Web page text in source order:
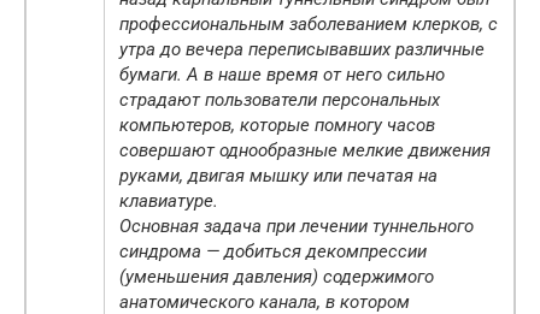
профессиональным заболеванием клерков, с
утра до вечера переписывавших различные
бумаги. А в наше время от него сильно
страдают пользователи персональных
компьютеров, которые помногу часов
совершают однообразные мелкие движения
руками, двигая мышку или печатая на
клавиатуре.
Основная задача при лечении туннельного
синдрома — добиться декомпрессии
(уменьшения давления) содержимого
анатомического канала, в котором